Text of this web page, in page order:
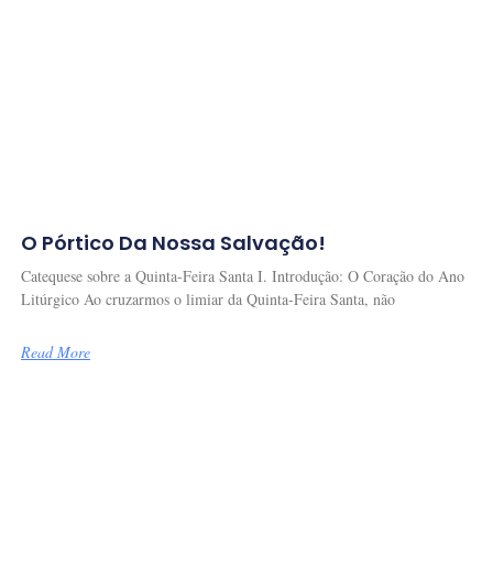
O Pórtico Da Nossa Salvação!
Catequese sobre a Quinta-Feira Santa I. Introdução: O Coração do Ano
Litúrgico Ao cruzarmos o limiar da Quinta-Feira Santa, não
Read More